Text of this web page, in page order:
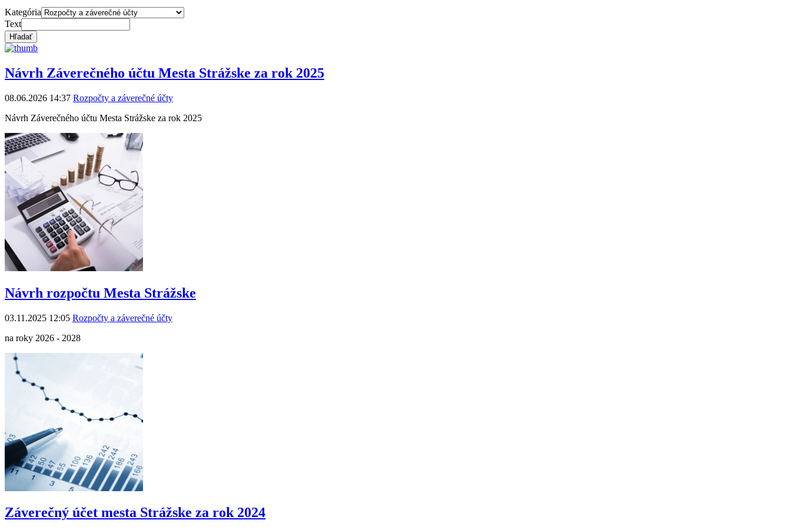
Kategória
Text
Návrh Záverečného účtu Mesta Strážske za rok 2025
08.06.2026 14:37 Rozpočty a záverečné účty
Návrh Záverečného účtu Mesta Strážske za rok 2025
Návrh rozpočtu Mesta Strážske
03.11.2025 12:05 Rozpočty a záverečné účty
na roky 2026 - 2028
Záverečný účet mesta Strážske za rok 2024